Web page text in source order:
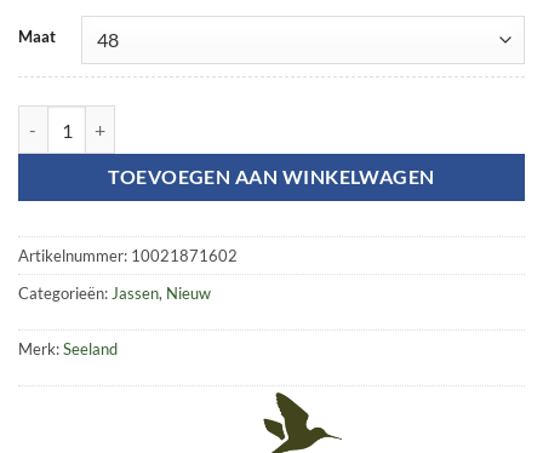
Maat
TOEVOEGEN AAN WINKELWAGEN
Artikelnummer: 10021871602
Categorieën:Jassen, Nieuw
Merk:Seeland